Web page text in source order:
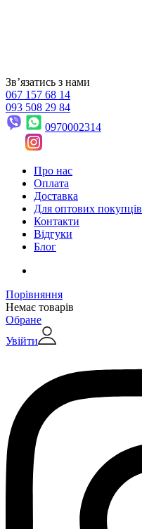
Звʼязатись з нами
067 157 68 14
093 508 29 84
0970002314
Про нас
Оплата
Доставка
Для оптових покупців
Контакти
Відгуки
Блог
Порівняння
Немає товарів
Обране
Увійти